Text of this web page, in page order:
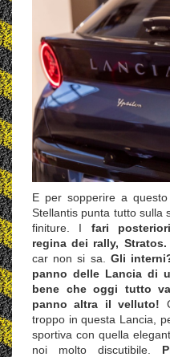
E per sopperire a
Stellantis punta tutto
finiture. I fari
regina dei rally, Stratos.
car non si sa. Gli
panno delle Lancia di
bene che oggi tutto
panno altra il velluto!
troppo in questa Lancia,
sportiva con quella
noi molto discutibile.